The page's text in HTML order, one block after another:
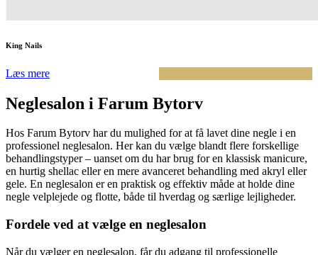
King Nails
Læs mere
Neglesalon i Farum Bytorv
Hos Farum Bytorv har du mulighed for at få lavet dine negle i en
professionel neglesalon. Her kan du vælge blandt flere forskellige
behandlingstyper – uanset om du har brug for en klassisk manicure,
en hurtig shellac eller en mere avanceret behandling med akryl eller
gele. En neglesalon er en praktisk og effektiv måde at holde dine
negle velplejede og flotte, både til hverdag og særlige lejligheder.
Fordele ved at vælge en neglesalon
Når du vælger en neglesalon, får du adgang til professionelle